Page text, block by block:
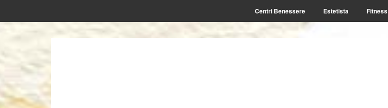
Centri Benessere Estetista Fitness